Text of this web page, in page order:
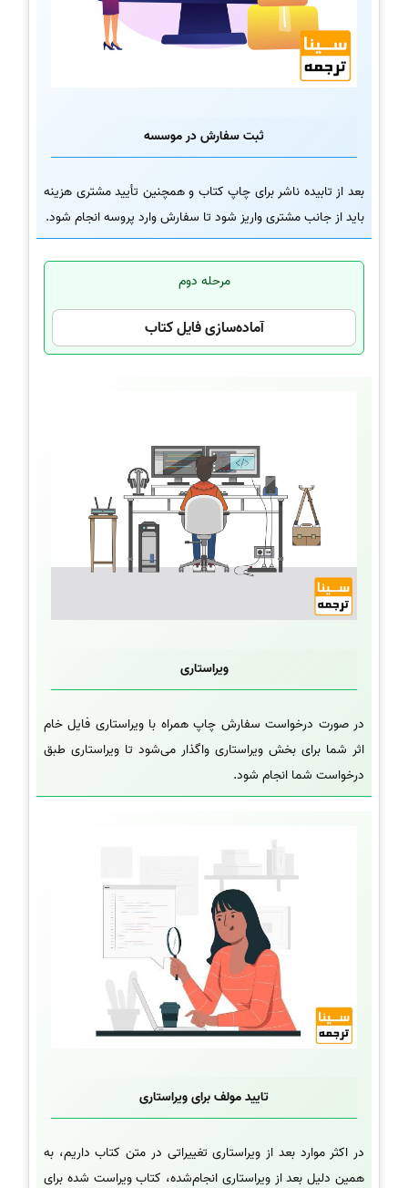
ثبت سفارش در موسسه
بعد از تابیده ناشر برای چاپ کتاب و همچنین تأیید مشتری هزینه
باید از جانب مشتری واریز شود تا سفارش وارد پروسه انجام شود.
مرحله دوم
آماده‌سازی فایل کتاب
ویراستاری
در صورت درخواست سفارش چاپ همراه با ویراستاری فایل خام
اثر شما برای بخش ویراستاری واگذار می‌شود تا ویراستاری طبق
درخواست شما انجام شود.
تایید مولف برای ویراستاری
در اکثر موارد بعد از ویراستاری تغییراتی در متن کتاب داریم، به
همین دلیل بعد از ویراستاری انجام‌شده، کتاب ویراست شده برای